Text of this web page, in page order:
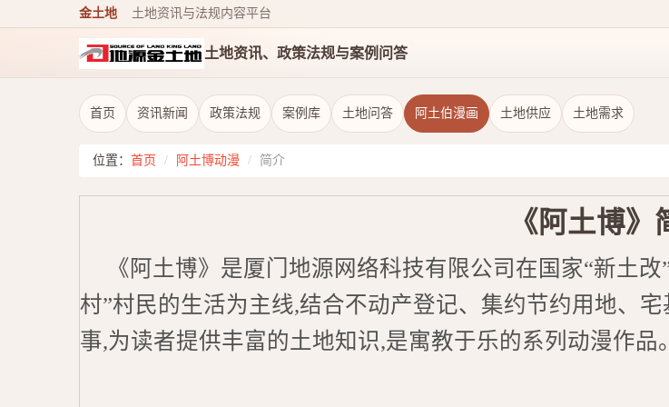
金土地 土地资讯与法规内容平台
土地资讯、政策法规与案例问答
首页 资讯新闻 政策法规 案例库 土地问答 阿土伯漫画 土地供应 土地需求
位置： 首页 / 阿土博动漫 / 简介
《阿土博》
《阿土博》是厦门地源网络科技有限公司在国家“新土改
村”村民的生活为主线,结合不动产登记、集约节约用地、
事,为读者提供丰富的土地知识,是寓教于乐的系列动漫作品。